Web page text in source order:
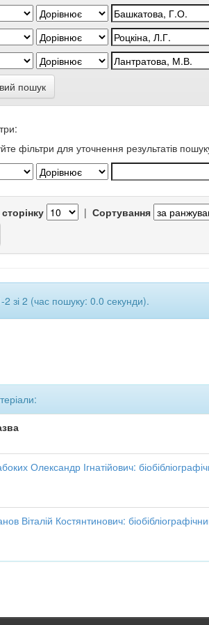
пошук
фільтри для уточнення результатів
| Сортування
2 зі 2 (час пошуку: 0.0 секунди).
Олександр Ігнатійович:
Віталій Костянтинович: